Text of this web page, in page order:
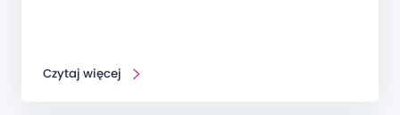
Czytaj więcej